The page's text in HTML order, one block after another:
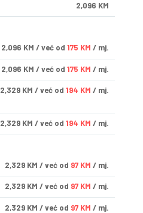
2,096 KM
2,096 KM / već od 175 KM / mj.
2,096 KM / već od 175 KM / mj.
2,329 KM / već od 194 KM / mj.
2,329 KM / već od 194 KM / mj.
2,329 KM / već od 97 KM / mj.
2,329 KM / već od 97 KM / mj.
2,329 KM / već od 97 KM / mj.